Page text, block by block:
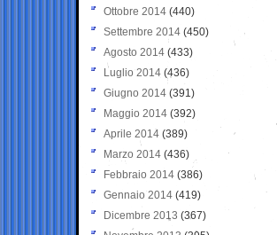
Ottobre 2014 (440)
Settembre 2014 (450)
Agosto 2014 (433)
Luglio 2014 (436)
Giugno 2014 (391)
Maggio 2014 (392)
Aprile 2014 (389)
Marzo 2014 (436)
Febbraio 2014 (386)
Gennaio 2014 (419)
Dicembre 2013 (367)